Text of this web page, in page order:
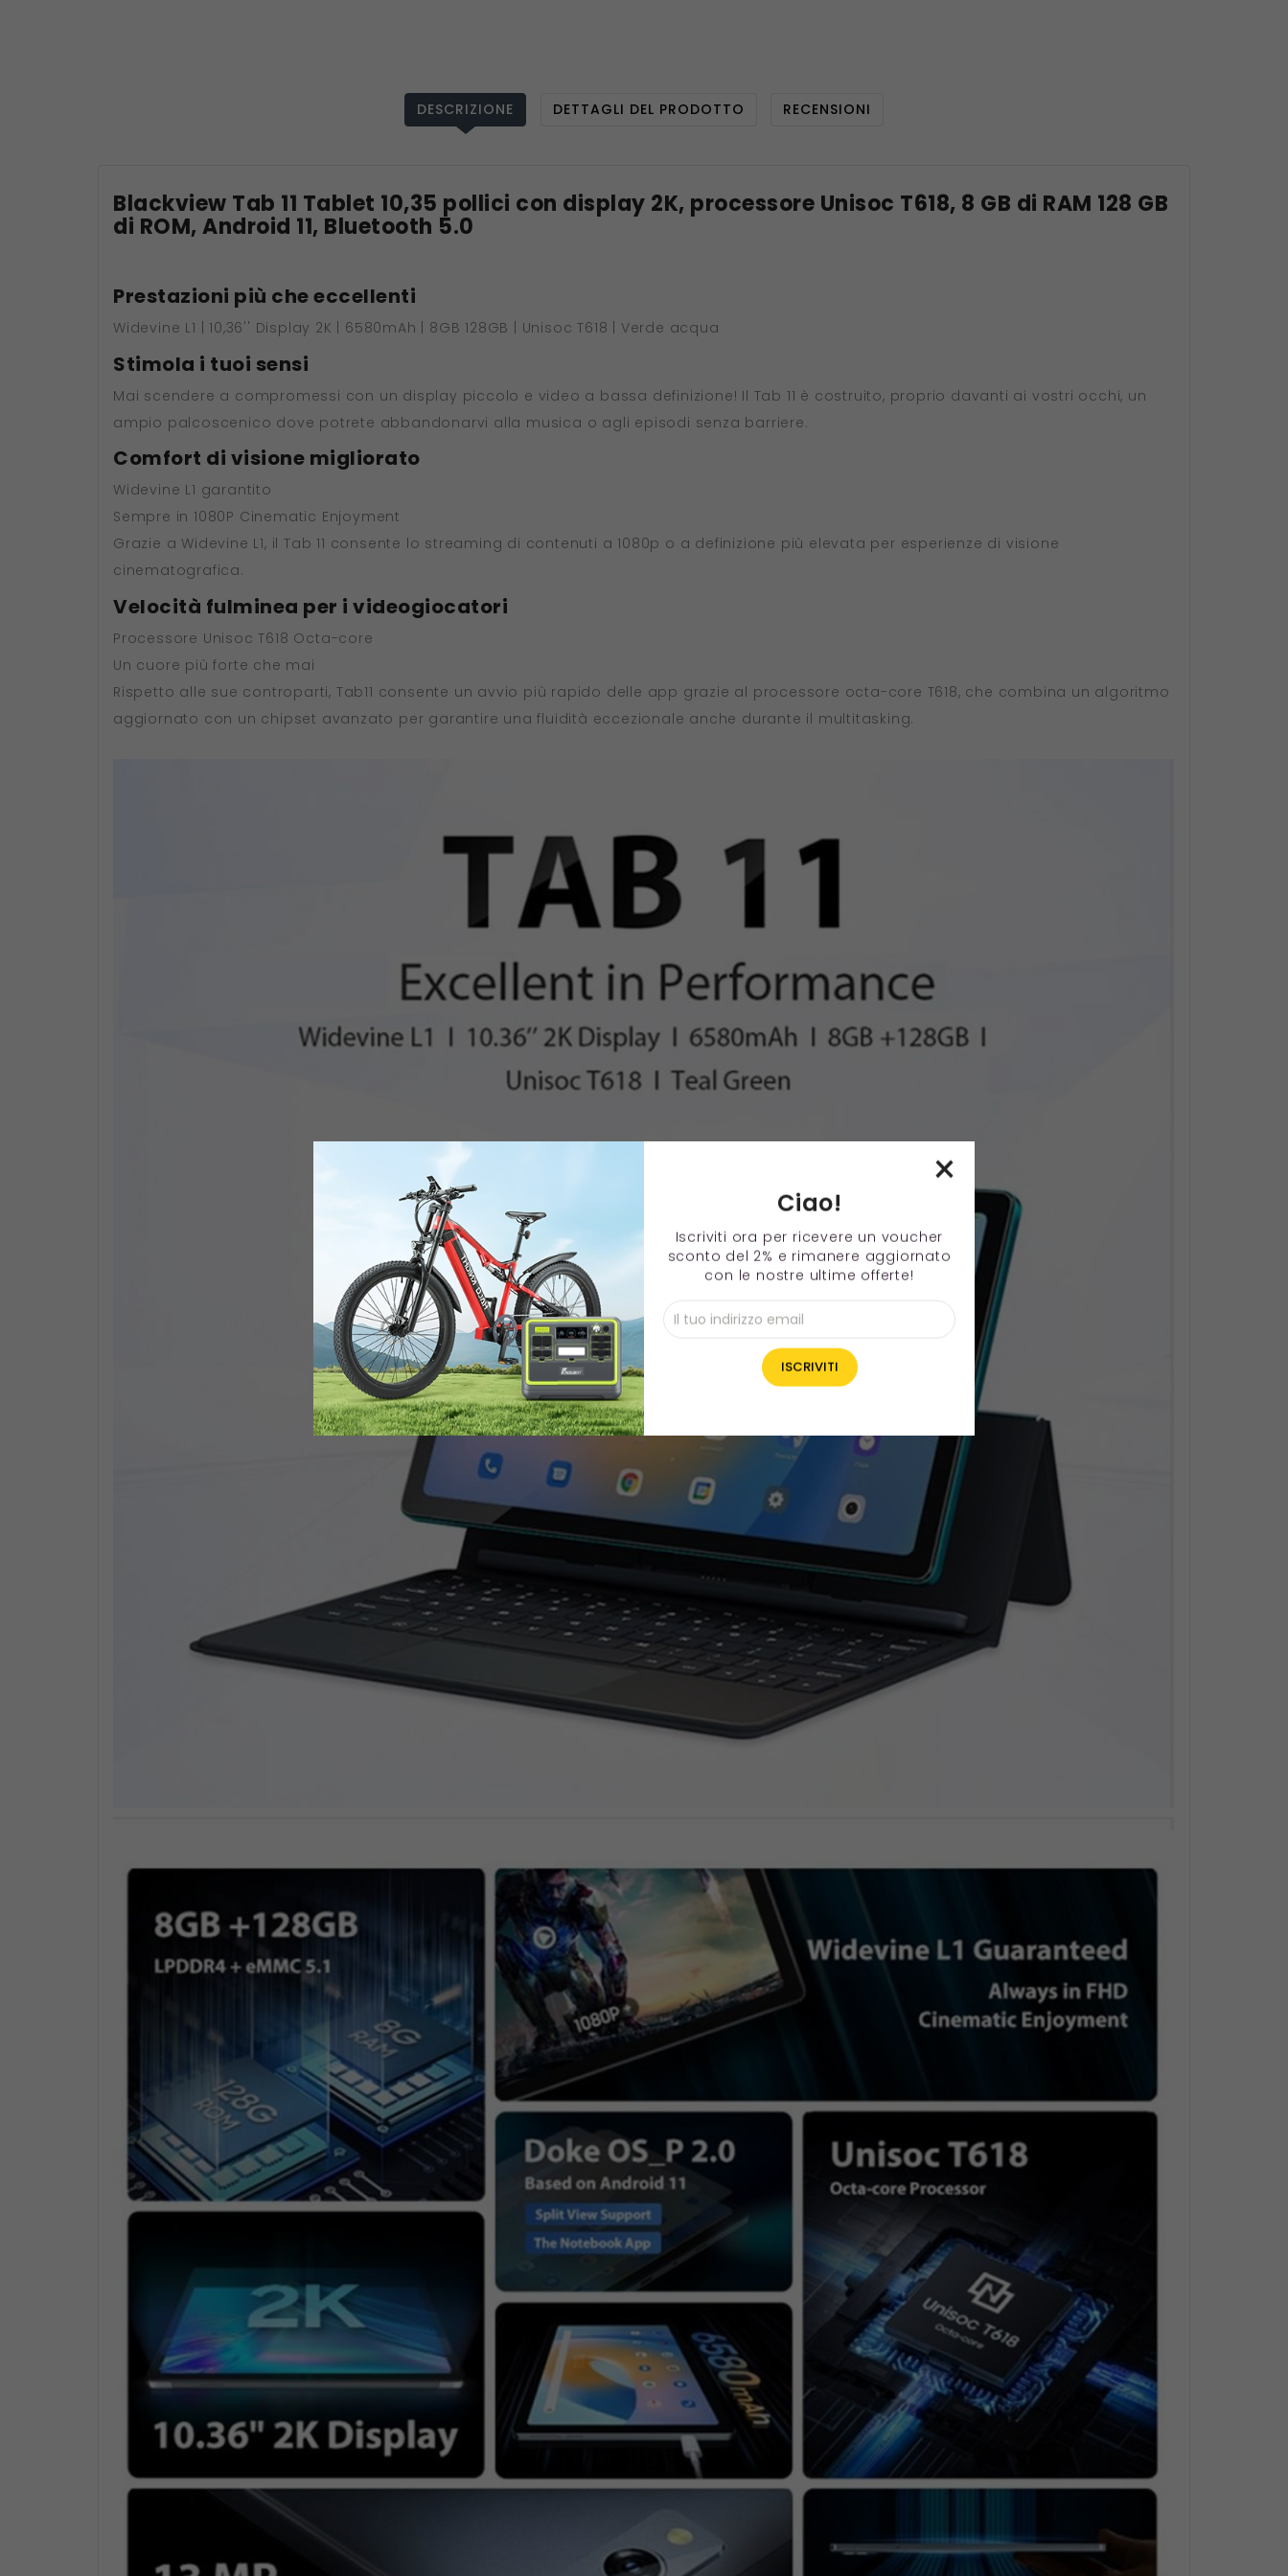
DESCRIZIONE DETTAGLI DEL PRODOTTO RECENSIONI
Blackview Tab 11 Tablet 10,35 pollici con display 2K, processore Unisoc T618, 8 GB di RAM 128 GB
di ROM, Android 11, Bluetooth 5.0
Prestazioni più che eccellenti
Widevine L1 | 10,36'' Display 2K | 6580mAh | 8GB 128GB | Unisoc T618 | Verde acqua
Stimola i tuoi sensi
Mai scendere a compromessi con un display piccolo e video a bassa definizione! Il Tab 11 è costruito, proprio davanti ai vostri occhi, un
ampio palcoscenico dove potrete abbandonarvi alla musica o agli episodi senza barriere.
Comfort di visione migliorato
Widevine L1 garantito
Sempre in 1080P Cinematic Enjoyment
Grazie a Widevine L1, il Tab 11 consente lo streaming di contenuti a 1080p o a definizione più elevata per esperienze di visione
cinematografica.
Velocità fulminea per i videogiocatori
Processore Unisoc T618 Octa-core
Un cuore più forte che mai
Rispetto alle sue controparti, Tab11 consente un avvio più rapido delle app grazie al processore octa-core T618, che combina un algoritmo
aggiornato con un chipset avanzato per garantire una fluidità eccezionale anche durante il multitasking.
×
Ciao!
Iscriviti ora per ricevere un voucher
sconto del 2% e rimanere aggiornato
con le nostre ultime offerte!